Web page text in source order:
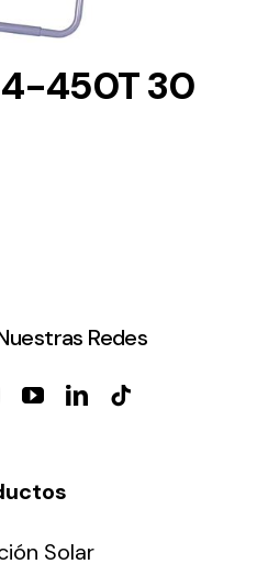
4-450T 30
Redes
Solar